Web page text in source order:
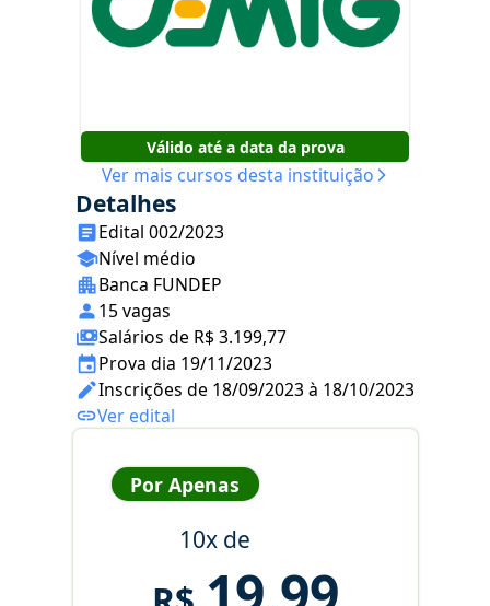
Válido até a data da prova
Ver mais cursos desta instituição
Detalhes
Edital 002/2023
Nível médio
Banca FUNDEP
15 vagas
Salários de R$ 3.199,77
Prova dia 19/11/2023
Inscrições de 18/09/2023 à 18/10/2023
Ver edital
Por Apenas
10x de